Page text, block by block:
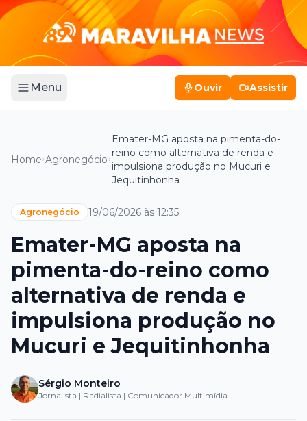
Menu Ouvir Assistir
Home Agronegócio
Emater-MG aposta na pimenta-do-
reino como alternativa de renda e
impulsiona produção no Mucuri e
Jequitinhonha
Agronegócio 19/06/2026 às 12:35
Emater-MG aposta na
pimenta-do-reino como
alternativa de renda e
impulsiona produção no
Mucuri e Jequitinhonha
Sérgio Monteiro
Jornalista | Radialista | Comunicador Multimídia -